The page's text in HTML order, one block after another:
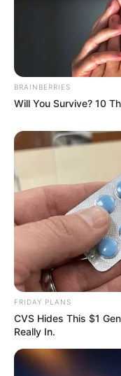
เนื้อหาที่ได้รับการโปรโ
Why this ordinary
best every day
BRAINBERRIES
Will You Survive? 10
FRIDAY PLANS
CVS Hides This $1
Really In.